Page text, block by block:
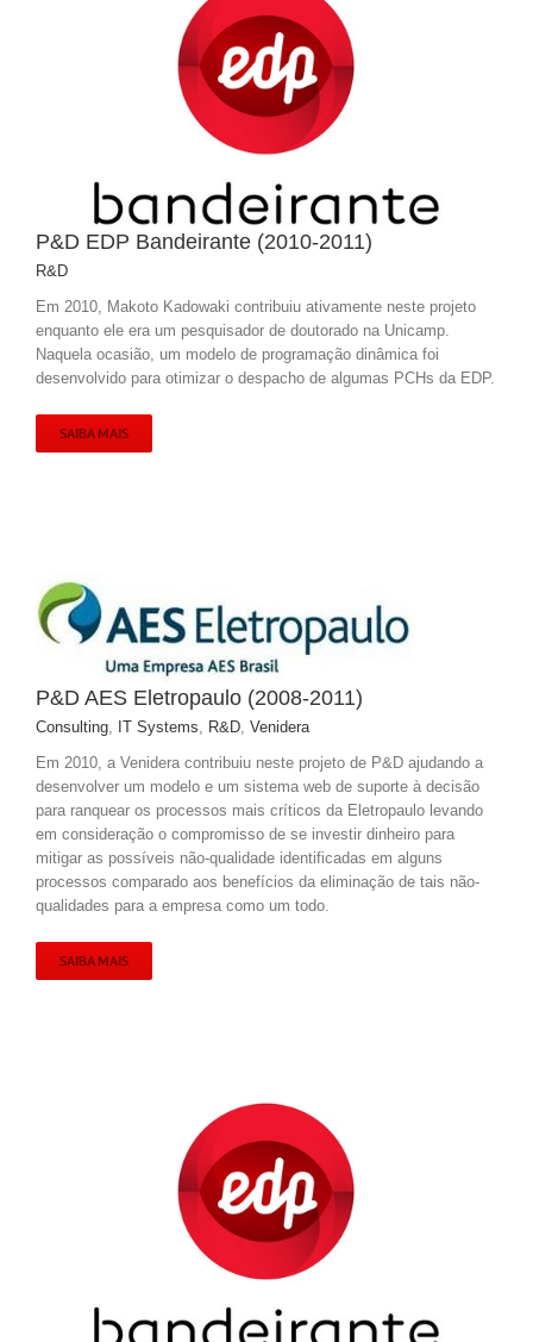
P&D EDP Bandeirante (2010-2011)
R&D
Em 2010, Makoto Kadowaki contribuiu ativamente neste projeto
enquanto ele era um pesquisador de doutorado na Unicamp.
Naquela ocasião, um modelo de programação dinâmica foi
desenvolvido para otimizar o despacho de algumas PCHs da EDP.
SAIBA MAIS
P&D AES Eletropaulo (2008-2011)
Consulting, IT Systems, R&D, Venidera
Em 2010, a Venidera contribuiu neste projeto de P&D ajudando a
desenvolver um modelo e um sistema web de suporte à decisão
para ranquear os processos mais críticos da Eletropaulo levando
em consideração o compromisso de se investir dinheiro para
mitigar as possíveis não-qualidade identificadas em alguns
processos comparado aos benefícios da eliminação de tais não-
qualidades para a empresa como um todo.
SAIBA MAIS